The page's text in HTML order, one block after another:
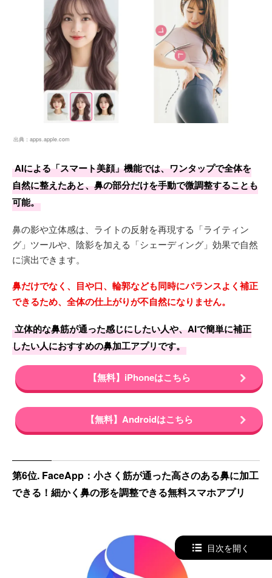
出典： apps.apple.com
AIによる「スマート美顔」機能では、ワンタップで全体を
自然に整えたあと、鼻の部分だけを手動で微調整することも
可能。
鼻の影や立体感は、ライトの反射を再現する「ライティン
グ」ツールや、陰影を加える「シェーディング」効果で自然
に演出できます。
鼻だけでなく、目や口、輪郭なども同時にバランスよく補正
できるため、全体の仕上がりが不自然になりません。
立体的な鼻筋が通った感じにしたい人や、AIで簡単に補正
したい人におすすめの鼻加工アプリです。
【無料】iPhoneはこちら
【無料】Androidはこちら
第6位. FaceApp：小さく筋が通った高さのある鼻に加工
できる！細かく鼻の形を調整できる無料スマホアプリ
目次を開く